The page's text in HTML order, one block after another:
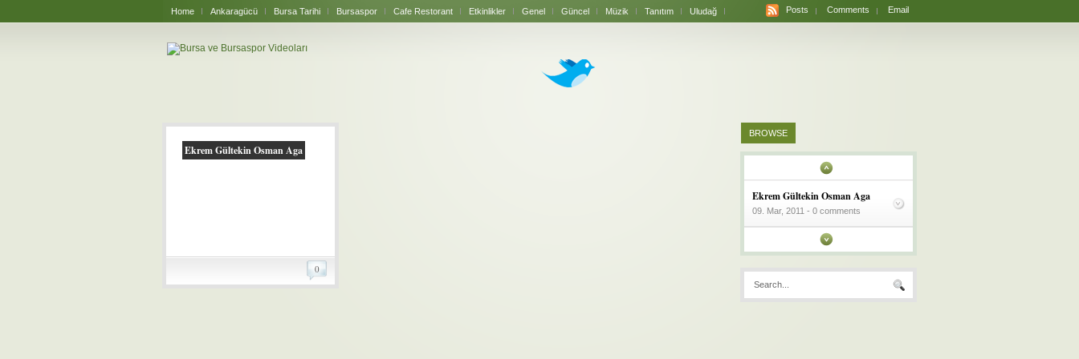
Home Ankaragücü Bursa Tarihi Bursaspor Cafe Restorant Etkinlikler Genel Güncel Müzik Tanıtım Uludağ Posts Comments Email
Ekrem Gültekin Osman Aga
0
BROWSE
Ekrem Gültekin Osman Aga
09. Mar, 2011 - 0 comments